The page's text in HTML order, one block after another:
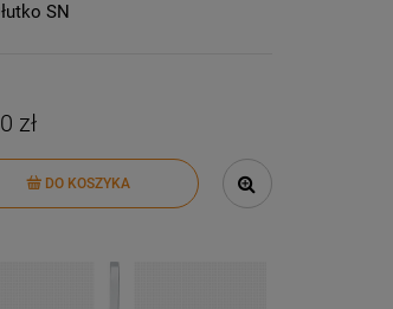
SN
zł
DO KOSZYKA